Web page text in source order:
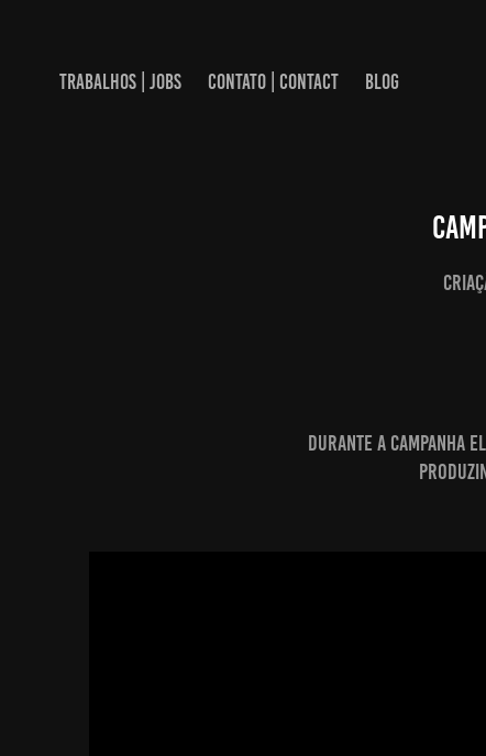
TRABALHOS | JOBS CONTATO | CONTACT BLOG
Durante a campanha